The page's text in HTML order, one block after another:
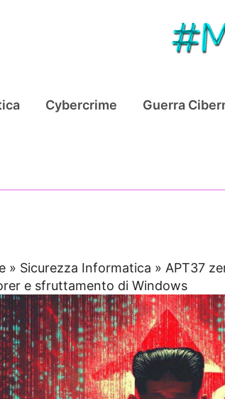
Cybercrime Guerra
» Sicurezza Informatica » APT37
e sfruttamento di Windows